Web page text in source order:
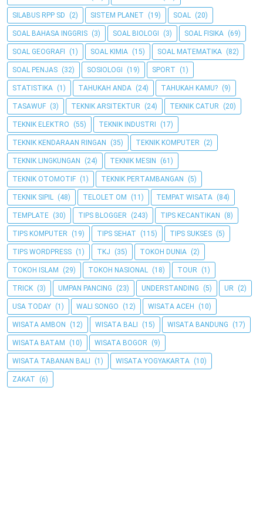
SILABUS RPP SD (2) SISTEM PLANET (19) SOAL (20)
SOAL BAHASA INGGRIS (3) SOAL BIOLOGI (3) SOAL FISIKA (69)
SOAL GEOGRAFI (1) SOAL KIMIA (15) SOAL MATEMATIKA (82)
SOAL PENJAS (32) SOSIOLOGI (19) SPORT (1)
STATISTIKA (1) TAHUKAH ANDA (24) TAHUKAH KAMU? (9)
TASAWUF (3) TEKNIK ARSITEKTUR (24) TEKNIK CATUR (20)
TEKNIK ELEKTRO (55) TEKNIK INDUSTRI (17)
TEKNIK KENDARAAN RINGAN (35) TEKNIK KOMPUTER (2)
TEKNIK LINGKUNGAN (24) TEKNIK MESIN (61)
TEKNIK OTOMOTIF (1) TEKNIK PERTAMBANGAN (5)
TEKNIK SIPIL (48) TELOLET OM (11) TEMPAT WISATA (84)
TEMPLATE (30) TIPS BLOGGER (243) TIPS KECANTIKAN (8)
TIPS KOMPUTER (19) TIPS SEHAT (115) TIPS SUKSES (5)
TIPS WORDPRESS (1) TKJ (35) TOKOH DUNIA (2)
TOKOH ISLAM (29) TOKOH NASIONAL (18) TOUR (1)
TRICK (3) UMPAN PANCING (23) UNDERSTANDING (5) UR (2)
USA TODAY (1) WALI SONGO (12) WISATA ACEH (10)
WISATA AMBON (12) WISATA BALI (15) WISATA BANDUNG (17)
WISATA BATAM (10) WISATA BOGOR (9)
WISATA TABANAN BALI (1) WISATA YOGYAKARTA (10)
ZAKAT (6)